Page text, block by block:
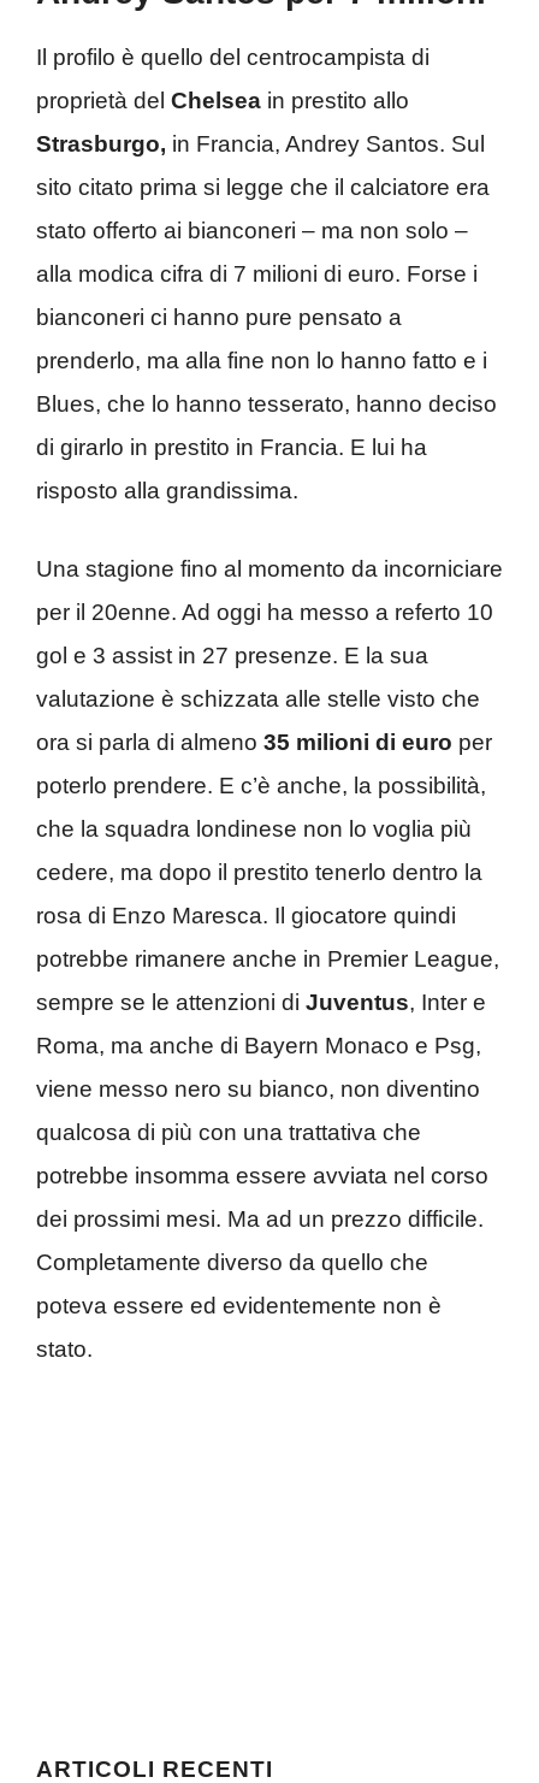
Il profilo è quello del centrocampista di
proprietà del Chelsea in prestito allo
Strasburgo, in Francia, Andrey Santos. Sul
sito citato prima si legge che il calciatore era
stato offerto ai bianconeri – ma non solo –
alla modica cifra di 7 milioni di euro. Forse i
bianconeri ci hanno pure pensato a
prenderlo, ma alla fine non lo hanno fatto e i
Blues, che lo hanno tesserato, hanno deciso
di girarlo in prestito in Francia. E lui ha
risposto alla grandissima.
Una stagione fino al momento da incorniciare
per il 20enne. Ad oggi ha messo a referto 10
gol e 3 assist in 27 presenze. E la sua
valutazione è schizzata alle stelle visto che
ora si parla di almeno 35 milioni di euro per
poterlo prendere. E c’è anche, la possibilità,
che la squadra londinese non lo voglia più
cedere, ma dopo il prestito tenerlo dentro la
rosa di Enzo Maresca. Il giocatore quindi
potrebbe rimanere anche in Premier League,
sempre se le attenzioni di Juventus, Inter e
Roma, ma anche di Bayern Monaco e Psg,
viene messo nero su bianco, non diventino
qualcosa di più con una trattativa che
potrebbe insomma essere avviata nel corso
dei prossimi mesi. Ma ad un prezzo difficile.
Completamente diverso da quello che
poteva essere ed evidentemente non è
stato.
ARTICOLI RECENTI